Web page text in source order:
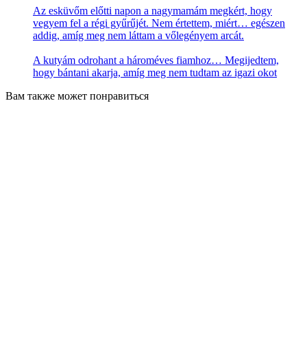
Az esküvőm előtti napon a nagymamám megkért, hogy
vegyem fel a régi gyűrűjét. Nem értettem, miért… egészen
addig, amíg meg nem láttam a vőlegényem arcát.
A kutyám odrohant a hároméves fiamhoz… Megijedtem,
hogy bántani akarja, amíg meg nem tudtam az igazi okot
Вам также может понравиться